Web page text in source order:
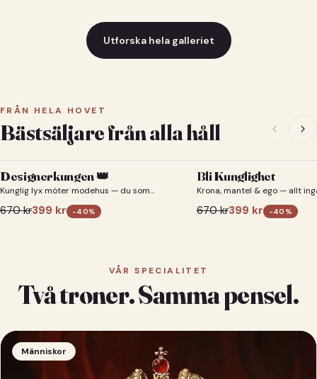
Utforska hela galleriet
FRÅN HELA HOVET
Bästsäljare från alla håll
Designerkungen 👑
Kunglig lyx möter modehus — du som
670kr399 kr -40%
Bli Kunglighet
Krona, mantel & ego — allt
670kr399 kr -40 %
VÅR SPECIALITET
Två troner. Samma pensel.
Människor